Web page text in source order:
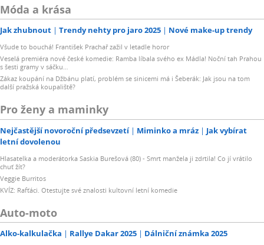
Móda a krása
Jak zhubnout Trendy nehty pro jaro 2025 Nové make-up trendy
Všude to bouchá! František Prachař zažil v letadle horor
Veselá premiéra nové české komedie: Ramba líbala svého ex Mádla! Noční tah Prahou
s šesti gramy v sáčku…
Zákaz koupání na Džbánu platí, problém se sinicemi má i Šeberák: Jak jsou na tom
další pražská koupaliště?
Pro ženy a maminky
Nejčastější novoroční předsevzetí Miminko a mráz
Jak vybírat
letní dovolenou
Hlasatelka a moderátorka Saskia Burešová (80) - Smrt manžela ji zdrtila! Co jí vrátilo
chuť žít?
Veggie Burritos
KVÍZ: Rafťáci. Otestujte své znalosti kultovní letní komedie
Auto-moto
Alko-kalkulačka Rallye Dakar 2025 Dálniční známka 2025